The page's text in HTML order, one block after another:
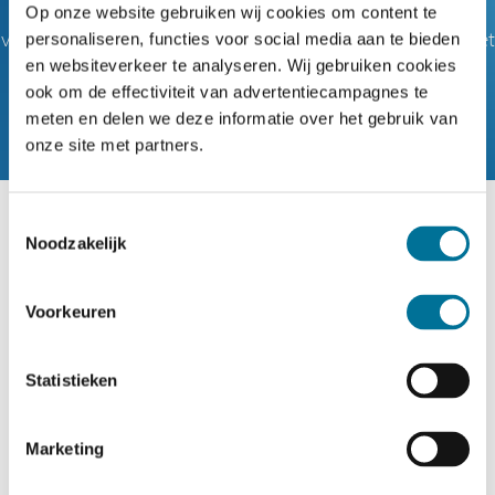
Op onze website gebruiken wij cookies om content te
personaliseren, functies voor social media aan te bieden
en websiteverkeer te analyseren. Wij gebruiken cookies
ook om de effectiviteit van advertentiecampagnes te
meten en delen we deze informatie over het gebruik van
onze site met partners.
Noodzakelijk
Voorkeuren
Statistieken
Marketing
vertellen hoe het is om bij CNS Ede te werken en hoe zij het
verschil maken voor de leerlingen.